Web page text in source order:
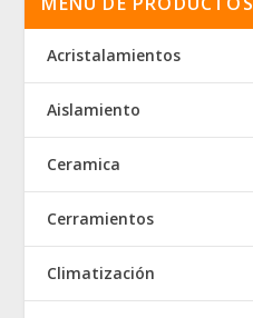
Acristalamientos
Aislamiento
Ceramica
Cerramientos
Climatización